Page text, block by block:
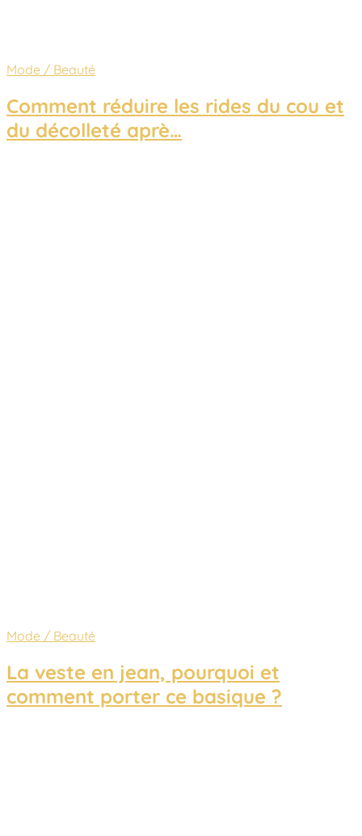
Mode / Beauté
Comment réduire les rides du cou et
du décolleté aprè…
Mode / Beauté
La veste en jean, pourquoi et
comment porter ce basique ?